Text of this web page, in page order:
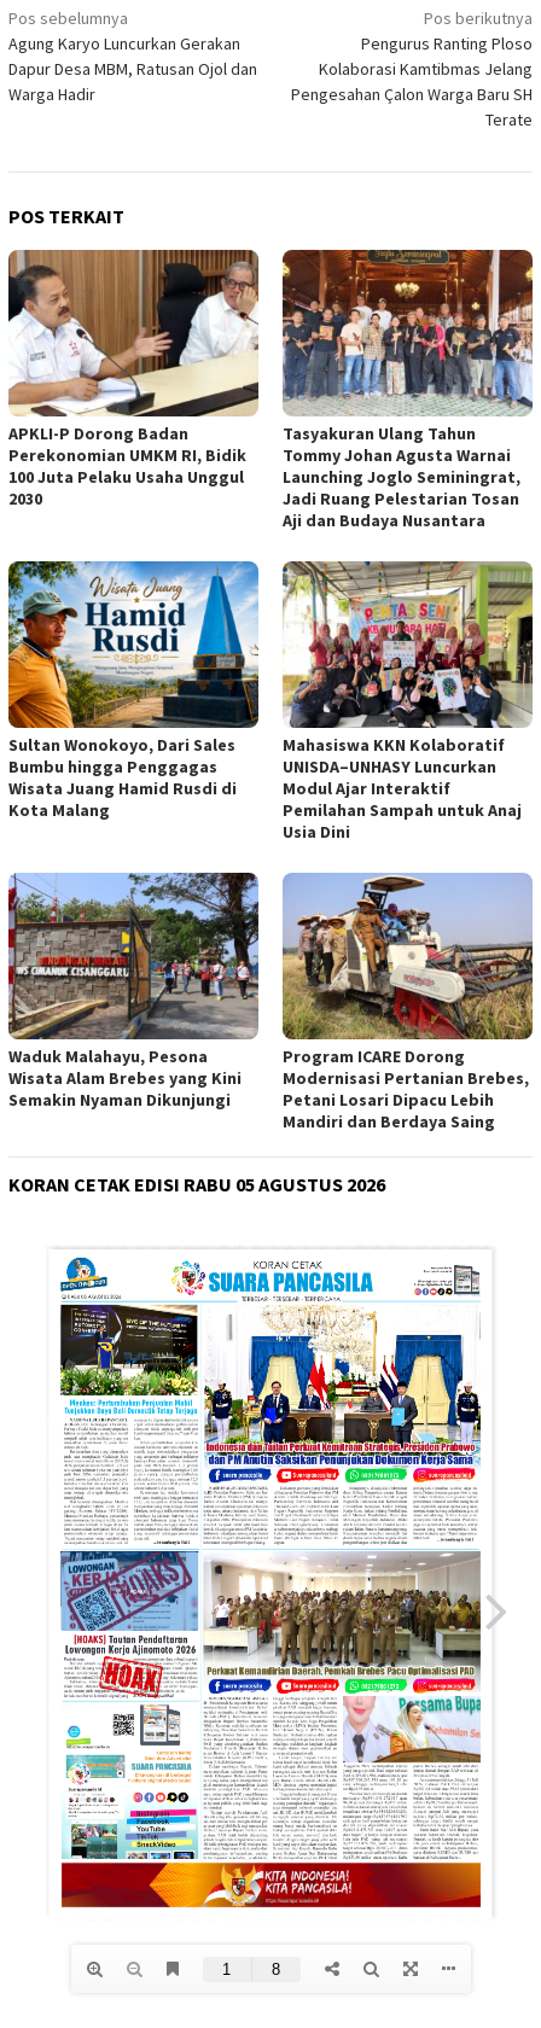
Navigasi
pos
Pos sebelumnya
Agung Karyo Luncurkan Gerakan
Dapur Desa MBM, Ratusan Ojol dan
Warga Hadir
Pos berikutnya
Pengurus Ranting Ploso
Kolaborasi Kamtibmas Jelang
Pengesahan Çalon Warga Baru SH
Terate
POS TERKAIT
APKLI-P Dorong Badan
Perekonomian UMKM RI, Bidik
100 Juta Pelaku Usaha Unggul
2030
Tasyakuran Ulang Tahun
Tommy Johan Agusta Warnai
Launching Joglo Seminingrat,
Jadi Ruang Pelestarian Tosan
Aji dan Budaya Nusantara
Sultan Wonokoyo, Dari Sales
Bumbu hingga Penggagas
Wisata Juang Hamid Rusdi di
Kota Malang
Mahasiswa KKN Kolaboratif
UNISDA–UNHASY Luncurkan
Modul Ajar Interaktif
Pemilahan Sampah untuk Anaj
Usia Dini
Waduk Malahayu, Pesona
Wisata Alam Brebes yang Kini
Semakin Nyaman Dikunjungi
Program ICARE Dorong
Modernisasi Pertanian Brebes,
Petani Losari Dipacu Lebih
Mandiri dan Berdaya Saing
KORAN CETAK EDISI RABU 05 AGUSTUS 2026